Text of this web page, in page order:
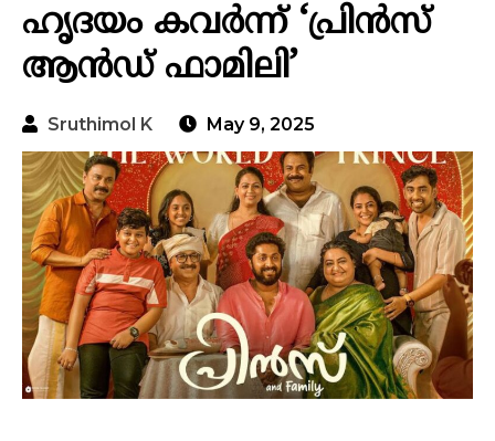
ഹൃദയം കവർന്ന്‌ ‘പ്രിൻസ്
ആൻഡ് ഫാമിലി’
Sruthimol K May 9, 2025